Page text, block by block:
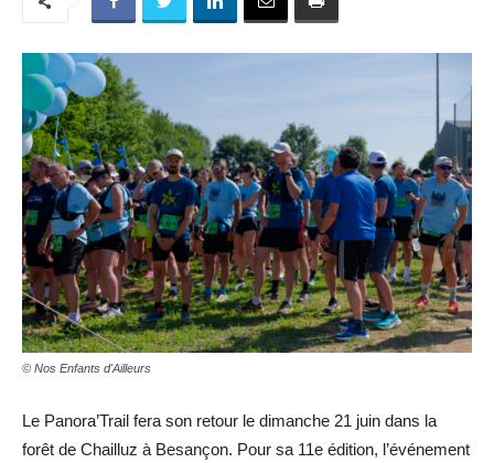
© Nos Enfants d'Ailleurs
Le Panora’Trail fera son retour le dimanche 21 juin dans la
forêt de Chailluz à Besançon. Pour sa 11e édition, l’événement